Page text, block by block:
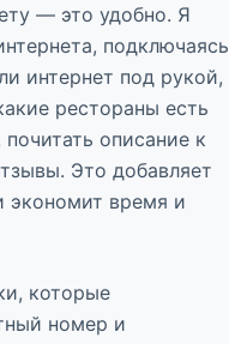
— это удобно. Я
подключаясь
интернет под рукой,
рестораны есть
описание к
Это добавляет
экономит время и
которые
номер и